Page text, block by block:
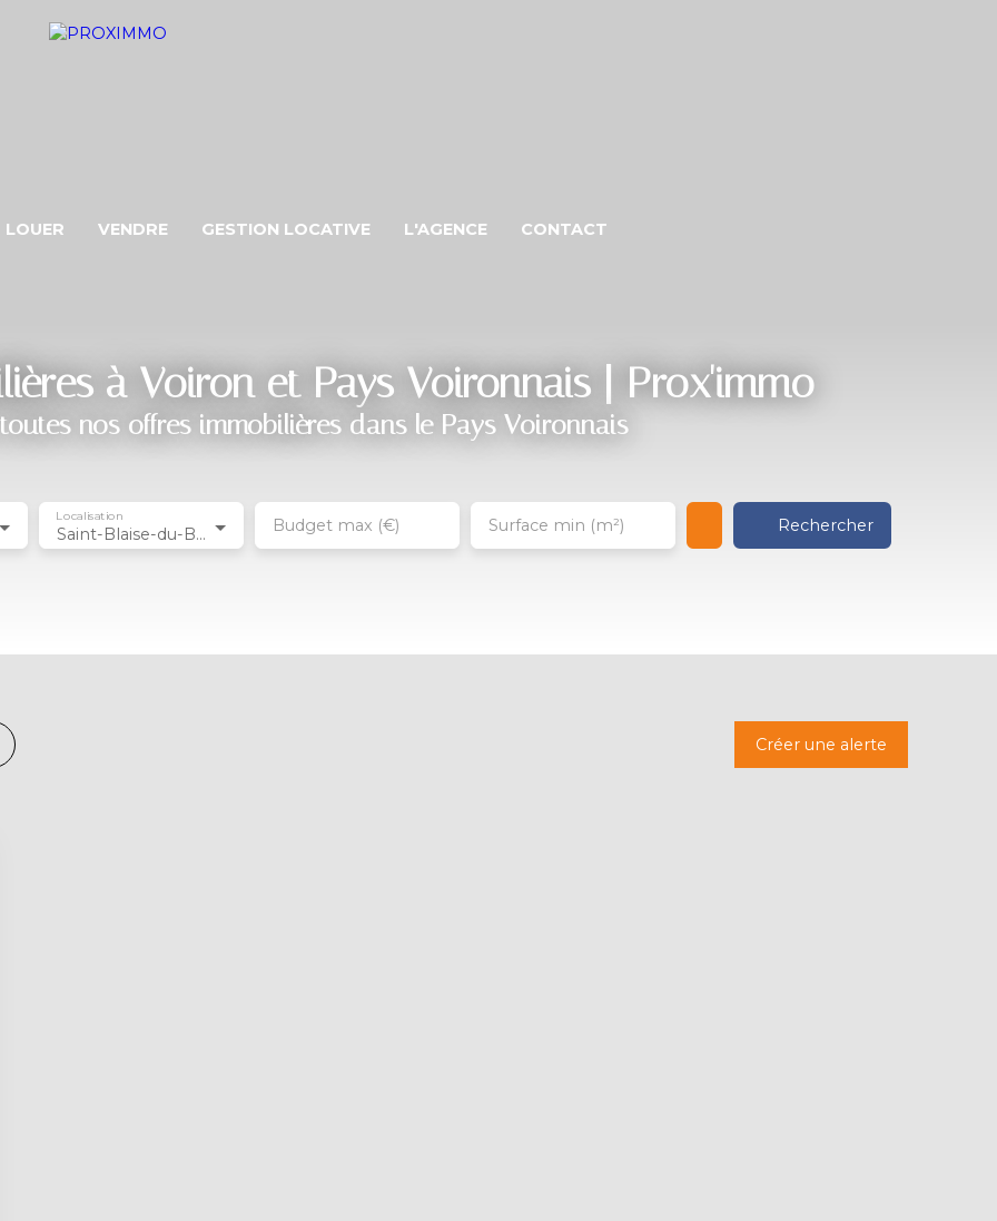
LOUER VENDRE GESTION LOCATIVE L'AGENCE CONTACT
à Voiron et Pays Voironnais | Prox'immo
nos offres immobilières dans le Pays Voironnais
Saint-Blaise-du-Buis (38140)
Localisation Budget max (€) Surface min (m²) Rechercher
Créer une alerte